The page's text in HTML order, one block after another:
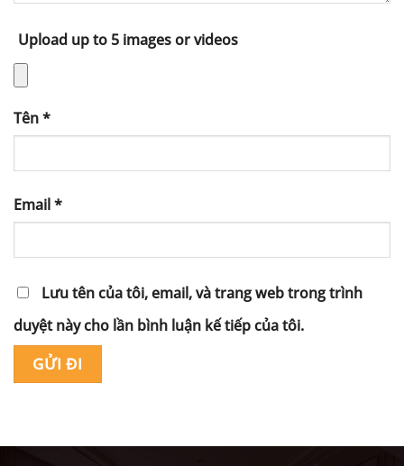
Upload up to 5 images or videos
Tên*
Email*
Lưu tên của tôi, email, và trang web trong trình
duyệt này cho lần bình luận kế tiếp của tôi.